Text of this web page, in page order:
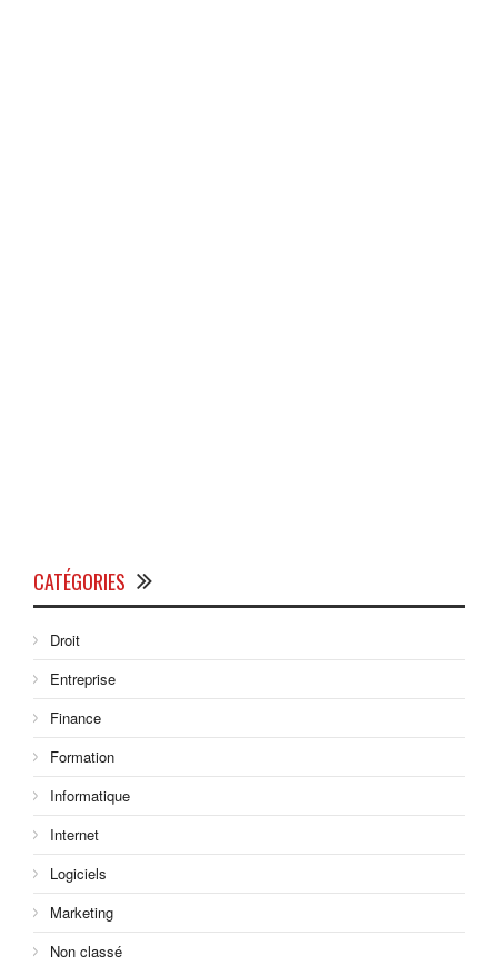
CATÉGORIES
Droit
Entreprise
Finance
Formation
Informatique
Internet
Logiciels
Marketing
Non classé